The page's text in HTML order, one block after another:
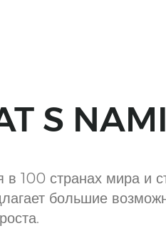
S NAMI
100 странах мира и
большие
роста.